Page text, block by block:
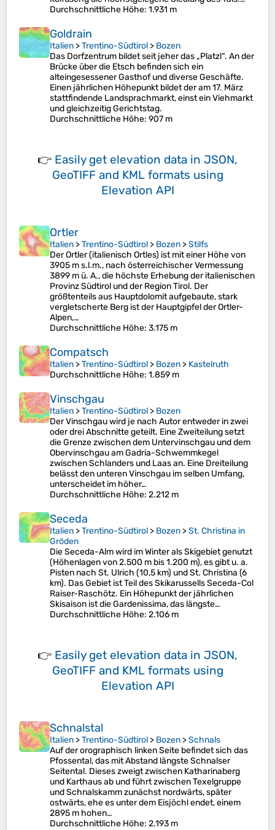
Durchschnittliche Höhe: 1.931 m
Goldrain
Italien >Trentino-Südtirol > Bozen
Das Dorfzentrum bildet seit jeher das „Platzl“. An der
Brücke über die Etsch befinden sich ein
alteingesessener Gasthof und diverse Geschäfte.
Einen jährlichen Höhepunkt bildet der am 17. März
stattfindende Landsprachmarkt, einst ein Viehmarkt
und gleichzeitig Gerichtstag.
Durchschnittliche Höhe: 907 m
👉 Easily get elevation data in JSON,
GeoTIFF and KML formats using
Elevation API
Ortler
Italien >Trentino-Südtirol > Bozen >Stilfs
Der Ortler (italienisch Ortles) ist mit einer Höhe von
3905 m s.l.m., nach österreichischer Vermessung
3899 m ü. A., die höchste Erhebung der italienischen
Provinz Südtirol und der Region Tirol. Der
größtenteils aus Hauptdolomit aufgebaute, stark
vergletscherte Berg ist der Hauptgipfel der Ortler-
Alpen,…
Durchschnittliche Höhe: 3.175 m
Compatsch
Italien >Trentino-Südtirol > Bozen > Kastelruth
Durchschnittliche Höhe: 1.859 m
Vinschgau
Italien >Trentino-Südtirol > Bozen
Der Vinschgau wird je nach Autor entweder in zwei
oder drei Abschnitte geteilt. Eine Zweiteilung setzt
die Grenze zwischen dem Untervinschgau und dem
Obervinschgau am Gadria-Schwemmkegel
zwischen Schlanders und Laas an. Eine Dreiteilung
belässt den unteren Vinschgau im selben Umfang,
unterscheidet im höher…
Durchschnittliche Höhe: 2.212 m
Seceda
Italien >Trentino-Südtirol > Bozen >St. Christina in
Gröden
Die Seceda-Alm wird im Winter als Skigebiet genutzt
(Höhenlagen von 2.500 m bis 1.200 m), es gibt u. a.
Pisten nach St. Ulrich (10,5 km) und St. Christina (6
km). Das Gebiet ist Teil des Skikarussells Seceda-Col
Raiser-Raschötz. Ein Höhepunkt der jährlichen
Skisaison ist die Gardenissima, das längste…
Durchschnittliche Höhe: 2.106 m
👉 Easily get elevation data in JSON,
GeoTIFF and KML formats using
Elevation API
Schnalstal
Italien >Trentino-Südtirol > Bozen >Schnals
Auf der orographisch linken Seite befindet sich das
Pfossental, das mit Abstand längste Schnalser
Seitental. Dieses zweigt zwischen Katharinaberg
und Karthaus ab und führt zwischen Texelgruppe
und Schnalskamm zunächst nordwärts, später
ostwärts, ehe es unter dem Eisjöchl endet, einem
2895 m hohen…
Durchschnittliche Höhe: 2.193 m